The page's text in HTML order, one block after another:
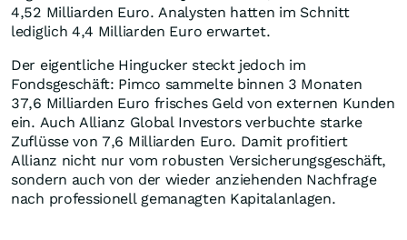
4,52 Milliarden Euro. Analysten hatten im Schnitt
lediglich 4,4 Milliarden Euro erwartet.
Der eigentliche Hingucker steckt jedoch im
Fondsgeschäft: Pimco sammelte binnen 3 Monaten
37,6 Milliarden Euro frisches Geld von externen Kunden
ein. Auch Allianz Global Investors verbuchte starke
Zuflüsse von 7,6 Milliarden Euro. Damit profitiert
Allianz nicht nur vom robusten Versicherungsgeschäft,
sondern auch von der wieder anziehenden Nachfrage
nach professionell gemanagten Kapitalanlagen.